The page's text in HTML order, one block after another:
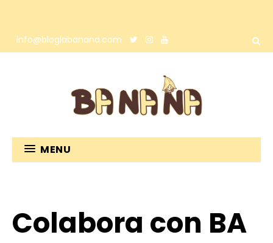
info@bloglabanana.com
MENU
Colabora con BA